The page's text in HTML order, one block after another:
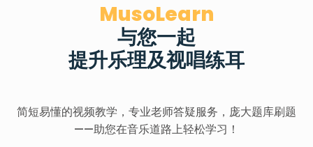
MusoLearn
与您一起
提升乐理及视唱练耳
简短易懂的视频教学，专业老师答疑服务，庞大题库刷题
——助您在音乐道路上轻松学习！